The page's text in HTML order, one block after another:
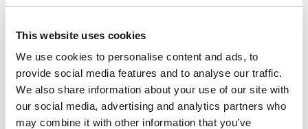
This website uses cookies
We use cookies to personalise content and ads, to
provide social media features and to analyse our traffic.
We also share information about your use of our site with
our social media, advertising and analytics partners who
may combine it with other information that you’ve